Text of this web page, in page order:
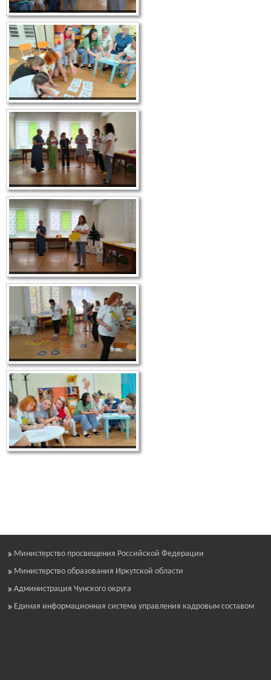
Министерство просвещения Российской Федерации
Министерство образования Иркутской области
Администрация Чунского округа
Единая информационная система управления кадровым составом